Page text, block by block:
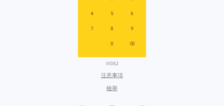
©GSJ
注意事項
檢舉